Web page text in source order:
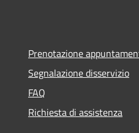
Prenotazione
Segnalazione disservizio
FAQ
Richiesta di assistenza